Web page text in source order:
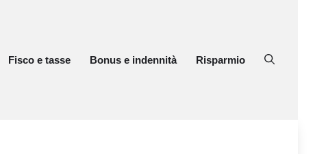
Fisco e tasse Bonus e indennità Risparmio